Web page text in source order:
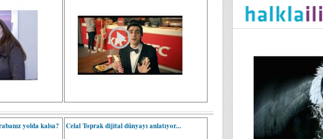
yolda kalsa? Celal Toprak dijital dünyayı anlatıyor...